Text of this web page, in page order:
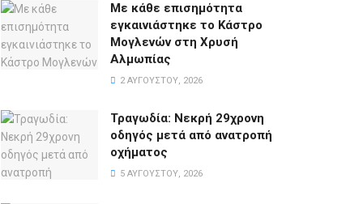
Με κάθε επισημότητα
εγκαινιάστηκε το Κάστρο
Μογλενών στη Χρυσή
Αλμωπίας
2 ΑΥΓΟΎΣΤΟΥ, 2026
Τραγωδία: Νεκρή 29χρονη
οδηγός μετά από ανατροπή
οχήματος
5 ΑΥΓΟΎΣΤΟΥ, 2026